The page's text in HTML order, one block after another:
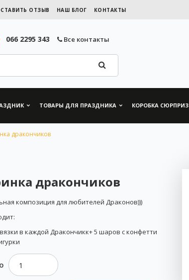
ОТЗЫВ НАШ БЛОГ КОНТАКТЫ
066 2295 343 Все контакты
ТОВАРЫ ДЛЯ ПРАЗДНИКА КОРОБКА СЮРПРИЗ
дракончиков
дракончиков
композиция для любителей Драконов)))
в каждой Дракончикк+ 5 шаров с конфетти